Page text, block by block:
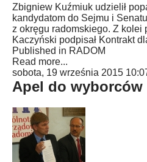
Zbigniew Kuźmiuk udzielił
kandydatom do Sejmu i
z okręgu radomskiego. Z kolei
Kaczyński podpisał Kontrakt
Published in RADOM
Read more...
sobota, 19 września 2015
Apel do wyborców